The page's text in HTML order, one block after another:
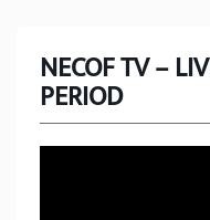
NECOF TV –
PERIOD